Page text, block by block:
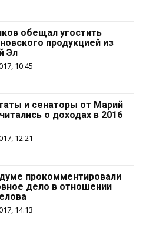
обещал угостить
продукцией из
Эл
10:45
и сенаторы от Марий
о доходах в 2016
12:21
прокомментировали
дело в отношении
14:13